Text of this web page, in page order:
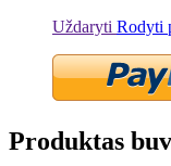
Uždaryti Rodyti
Produktas